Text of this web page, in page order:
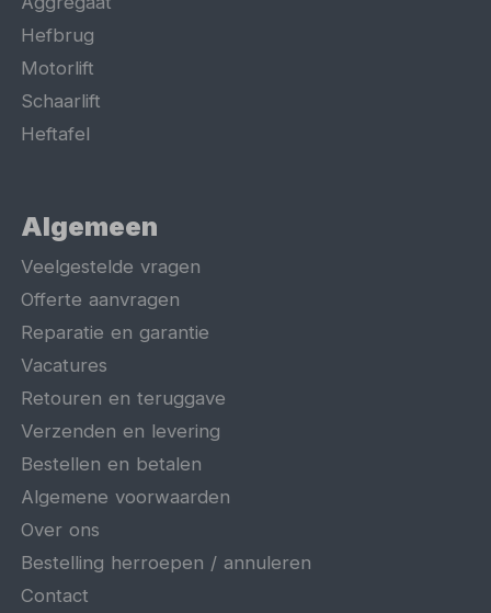
Hefbrug
Motorlift
Schaarlift
Heftafel
Algemeen
Veelgestelde vragen
Offerte aanvragen
Reparatie en garantie
Vacatures
Retouren en teruggave
Verzenden en levering
Bestellen en betalen
Algemene voorwaarden
Over ons
Bestelling herroepen / annuleren
Contact